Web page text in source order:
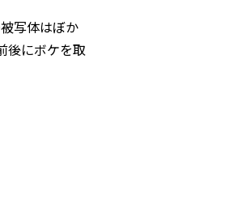
写体はぼか
後にボケを取